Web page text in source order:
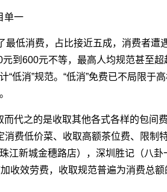
单一
低消费，占比接近五成，消费者遭
到600元不等，最高人均规范甚至
低消”规范。“低消”免费已不局限
而代之的是收取其他各式各样的包
费低价菜、收取高额茶位费、限
江新城金穗路店），深圳胜记（八
收效劳费，收取规范普遍为消费总